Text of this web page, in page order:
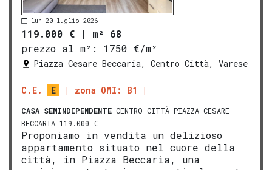
lun 20 luglio 2026
119.000 € | m² 68
prezzo al m²:
1750 €/m²
Piazza Cesare Beccaria, Centro Città, Varese
C.E. E zona OMI: B1
CASA SEMINDIPENDENTE CENTRO CITTÀ PIAZZA CESARE
BECCARIA 119.000 €
Proponiamo in vendita un delizioso
appartamento situato nel cuore della
città, in Piazza Beccaria, una